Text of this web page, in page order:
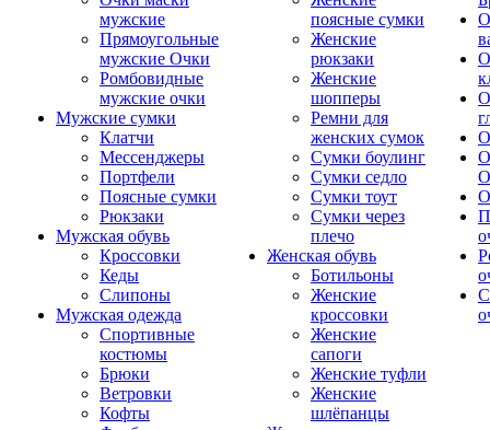
мужские
Прямоугольные
мужские Очки
Ромбовидные
мужские очки
Мужские сумки
Клатчи
Мессенджеры
Портфели
Поясные сумки
Рюкзаки
Мужская обувь
Кроссовки
Кеды
Слипоны
Мужская одежда
Спортивные
костюмы
Брюки
Ветровки
Кофты
поясные сумки
Женские
рюкзаки
Женские
шопперы
Ремни для
женских сумок
Сумки боулинг
Сумки седло
Сумки тоут
Сумки через
плечо
Женская обувь
Ботильоны
Женские
кроссовки
Женские
сапоги
Женские туфли
Женские
шлёпанцы